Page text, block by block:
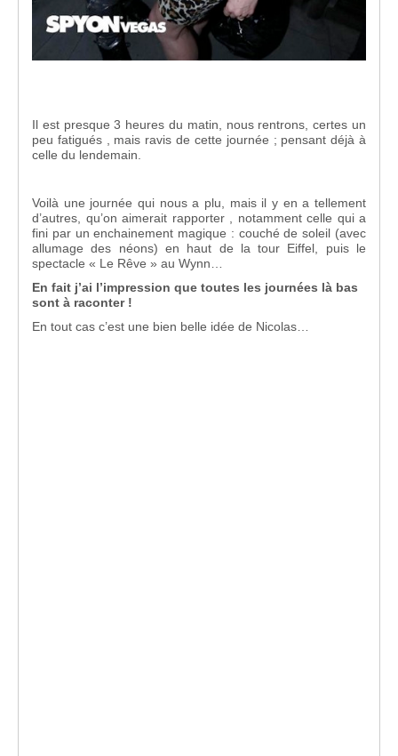
Il est presque 3 heures du matin, nous rentrons, certes un
peu fatigués , mais ravis de cette journée ; pensant déjà à
celle du lendemain.
Voilà une journée qui nous a plu, mais il y en a tellement
d’autres, qu’on aimerait rapporter , notamment celle qui a
fini par un enchainement magique : couché de soleil (avec
allumage des néons) en haut de la tour Eiffel, puis le
spectacle « Le Rêve » au Wynn…
En fait j’ai l’impression que toutes les journées là bas
sont à raconter !
En tout cas c’est une bien belle idée de Nicolas…